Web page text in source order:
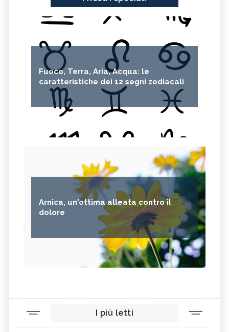
Fuoco, Terra, Aria, Acqua: le
caratteristiche dei 12 segni zodiacali
Arnica, un'ottima alleata contro il
dolore
I più letti